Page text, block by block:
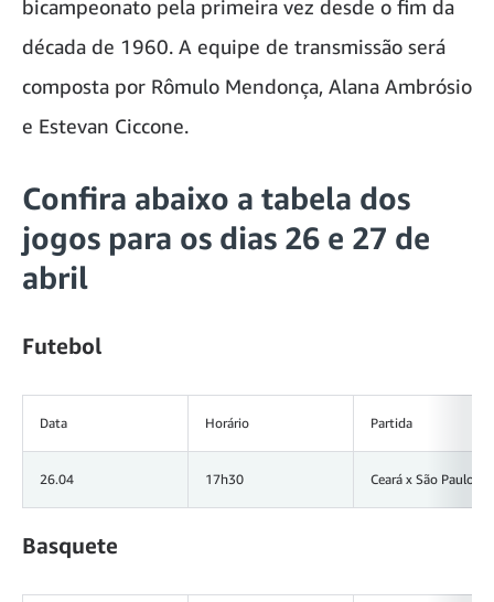
bicampeonato pela primeira vez desde o fim da
década de 1960. A equipe de transmissão será
composta por Rômulo Mendonça, Alana Ambrósio
e Estevan Ciccone.
Confira abaixo a tabela dos
jogos para os dias 26 e 27 de
abril
Futebol
Data Horário Partida
26.04 17h30 Ceará x São Paulo
Basquete